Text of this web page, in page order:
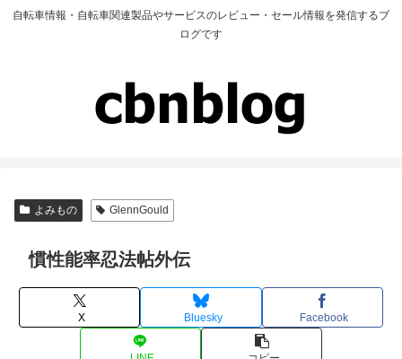
自転車情報・自転車関連製品やサービスのレビュー・セール情報を発信するブ
ログです
よみもの GlennGould
慣性能率忍法帖外伝
X Bluesky Facebook